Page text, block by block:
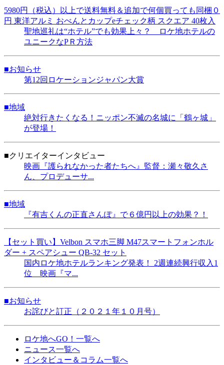
5980円（税込）以上で送料無料＆追加で何個買っても同梱０
円 東洋アルミ おべんとカップeチェック柄 スクエア 40枚入
聖地巡礼は“ホテル”でも効果上々？ ロケ地ホテルの
ユニークなPＲ方法
■お知らせ
第12回ロケーションジャパン大賞
■地域
絶対行きたくなる！ニッポン不滅の名城に「鶴ヶ城」
が登場！
■クリエイターインタビュー
映画『護られなかった者たちへ』監督：瀬々敬久さ
ん、プロデューサ...
■地域
『有吉くんの正直さんぽ』で６億円以上の効果？！
【セット買い】Velbon スマホ三脚 M47スマートフォンホル
ダー + スペアシュー QB-32 セット
国内ロケ地ホテルランキング発表！ 2週連続興行収入1
位 映画『マ...
■お知らせ
お詫びと訂正（２０２１年１０月号）
ロケ地へGO！一覧へ
ニュース一覧へ
インタビュー＆コラム一覧へ